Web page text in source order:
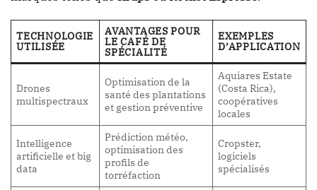
TECHNOLOGIE
UTILISÉE
AVANTAGES POUR
LE CAFÉ DE
SPÉCIALITÉ
EXEMPLES
D’APPLICATION
Drones
multispectraux
Optimisation de la
santé des plantations
et gestion préventive
Aquiares Estate
(Costa Rica),
coopératives
locales
Intelligence
artificielle et big
data
Prédiction météo,
optimisation des
profils de
torréfaction
Cropster,
logiciels
spécialisés